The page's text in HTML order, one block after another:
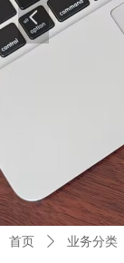
넳
首页 ꄲ 业务分类